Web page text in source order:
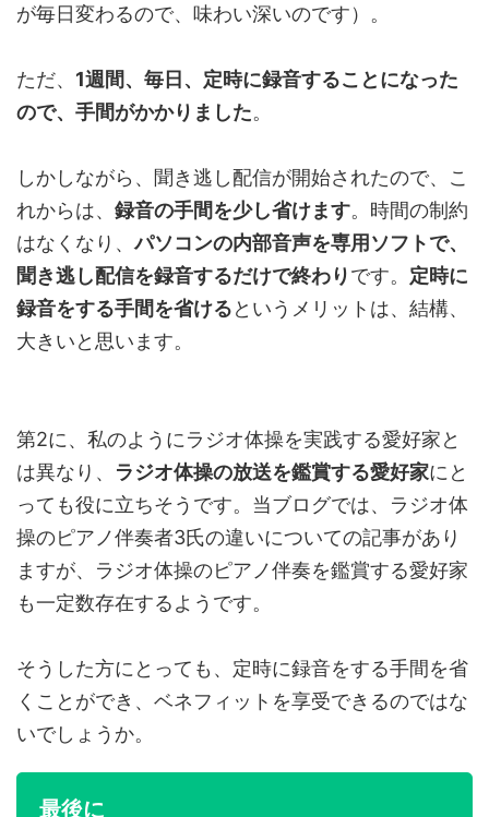
が毎日変わるので、味わい深いのです）。
ただ、 1週間、毎日、定時に録音することになった
ので、手間がかかりました。
しかしながら、聞き逃し配信が開始されたので、こ
れからは、 録音の手間を少し省けます。時間の制約
はなくなり、パソコンの内部音声を専用ソフトで、
聞き逃し配信を録音するだけで終わりです。 定時に
録音をする手間を省けるというメリットは、結構、
大きいと思います。
第2に、私のようにラジオ体操を実践する愛好家と
は異なり、 ラジオ体操の放送を鑑賞する愛好家にと
っても役に立ちそうです。当ブログでは、ラジオ体
操のピアノ伴奏者3氏の違いについての記事があり
ますが、ラジオ体操のピアノ伴奏を鑑賞する愛好家
も一定数存在するようです。
そうした方にとっても、定時に録音をする手間を省
くことができ、ベネフィットを享受できるのではな
いでしょうか。
最後に